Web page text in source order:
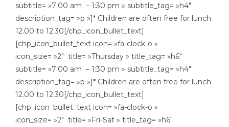
subtitle= »7:00 am – 1:30 pm » subtitle_tag= »h4″
description_tag= »p »]* Children are often free for lunch
12.00 to 12.30[/chp_icon_bullet_text]
[chp_icon_bullet_text icon= »fa-clock-o »
icon_size= »2″ title= »Thursday » title_tag= »h6″
subtitle= »7:00 am – 1:30 pm » subtitle_tag= »h4″
description_tag= »p »]* Children are often free for lunch
12.00 to 12.30[/chp_icon_bullet_text]
[chp_icon_bullet_text icon= »fa-clock-o »
icon_size= »2″ title= »Fri-Sat » title_tag= »h6″